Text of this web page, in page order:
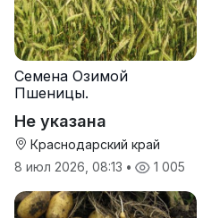
Семена Озимой
Пшеницы.
Не указана
Краснодарский край
8 июл 2026, 08:13 • 1 005